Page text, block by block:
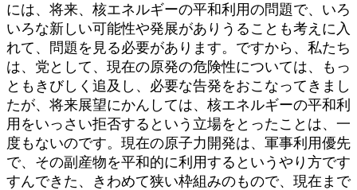
には、将来、核エネルギーの平和利用の問題で、いろ
いろな新しい可能性や発展がありうることも考えに入
れて、問題を見る必要があります。ですから、私たち
は、党として、現在の原発の危険性については、もっ
ともきびしく追及し、必要な告発をおこなってきまし
たが、将来展望にかんしては、核エネルギーの平和利
用をいっさい拒否するという立場をとったことは、一
度もないのです。現在の原子力開発は、軍事利用優先
で、その副産物を平和的に利用するというやり方です
すんできた、きわめて狭い枠組みのもので、現在まで